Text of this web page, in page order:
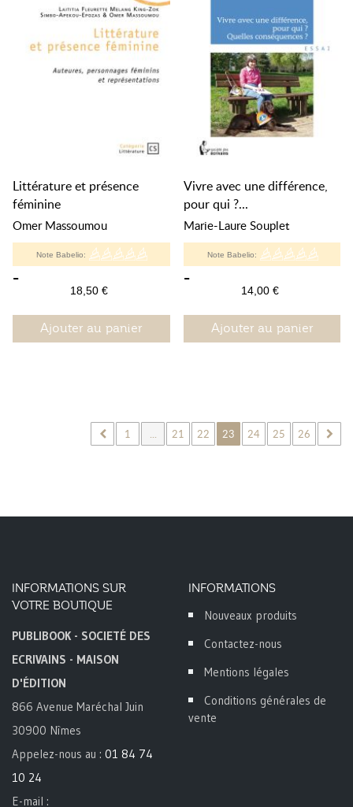
Littérature et présence
féminine
Omer Massoumou
Note Babelio:
-
18,50 €
Ajouter au panier
Vivre avec une différence,
pour qui ?...
Marie-Laure Souplet
Note Babelio:
-
14,00 €
Ajouter au panier
1 ... 21 22 23 24 25 26
INFORMATIONS SUR
VOTRE BOUTIQUE
PUBLIBOOK - SOCIETÉ DES
ECRIVAINS - MAISON
D'ÉDITION
866 Avenue Maréchal Juin
30900 Nîmes
Appelez-nous au : 01 84 74
10 24
E-mail :
INFORMATIONS
Nouveaux produits
Contactez-nous
Mentions légales
Conditions générales de
vente